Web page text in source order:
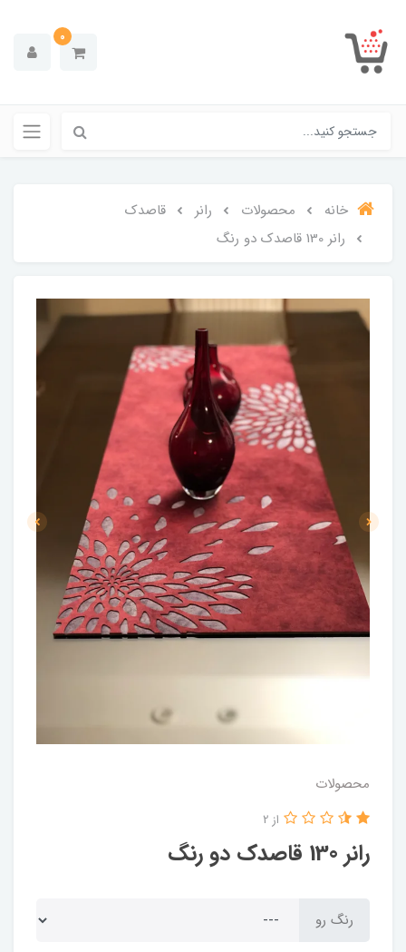
0
خانه محصولات رانر
قاصدک
رانر 130 قاصدک دو رنگ
محصولات
رانر 130 قاصدک دو رنگ
از 2
رنگ رو